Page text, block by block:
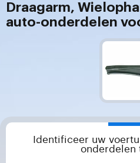
Draagarm,
auto-onderdelen
Identificeer uw
onderdelen